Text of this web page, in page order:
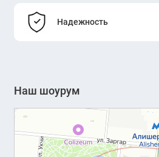
Надежность
Наш шоурум